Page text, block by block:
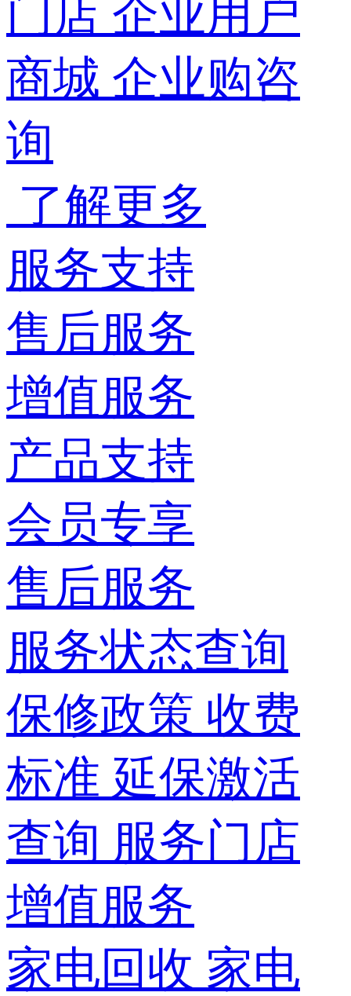
门店 企业用户
商城 企业购咨
询
了解更多
服务支持
售后服务
增值服务
产品支持
会员专享
售后服务
服务状态查询
保修政策 收费
标准 延保激活
查询 服务门店
增值服务
家电回收 家电